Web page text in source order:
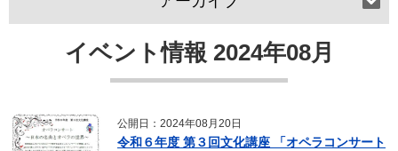
イベント情報 2024年08月
公開日：2024年08月20日
令和６年度 第３回文化講座 「オペラコンサート